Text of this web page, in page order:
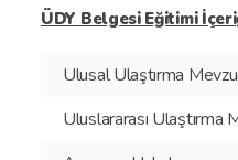
ÜDY Belgesi Eğitimi
Ulusal Ulaştırma
Uluslararası Ulaştırma